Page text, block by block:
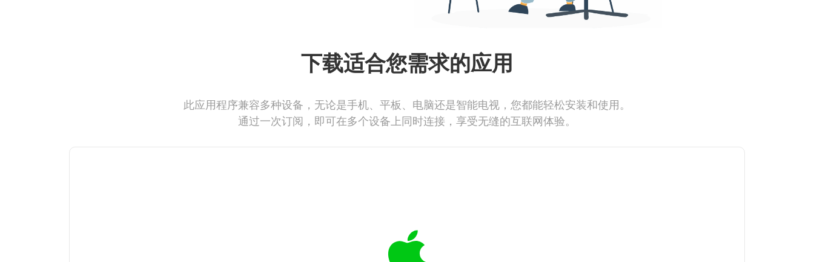
下载适合您需求的应用
此应用程序兼容多种设备，无论是手机、平板、电脑还是智能电视，您都能轻松安装和使用。
通过一次订阅，即可在多个设备上同时连接，享受无缝的互联网体验。